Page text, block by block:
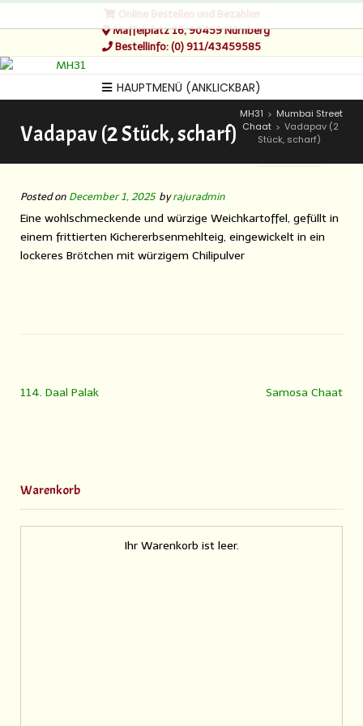
Online Bestellen und Bezahlen
Maffeiplatz 16, 90459 Nürnberg
Bestellinfo: (0) 911/43459585
HAUPTMENÜ (ANKLICKBAR)
Vadapav (2 Stück, scharf)
MH31 > Mumbai Street
Chaat > Vadapav (2
Stück, scharf)
Posted on December 1, 2025 byrajuradmin
Eine wohlschmeckende und würzige Weichkartoffel, gefüllt in
einem frittierten Kichererbsenmehlteig, eingewickelt in ein
lockeres Brötchen mit würzigem Chilipulver
114. Daal Palak Samosa Chaat
Warenkorb
Ihr Warenkorb ist leer.